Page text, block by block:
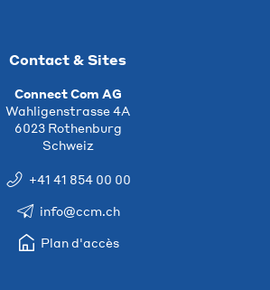
Contact & Sites
Connect Com AG
Wahligenstrasse 4A
6023 Rothenburg
Schweiz
+41 41 854 00 00
info@ccm.ch
Plan d'accès